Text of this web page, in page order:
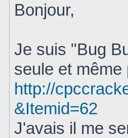
Bonjour,
Je suis "Bug
seule et même
http://
&Itemid=62
J'avais il me